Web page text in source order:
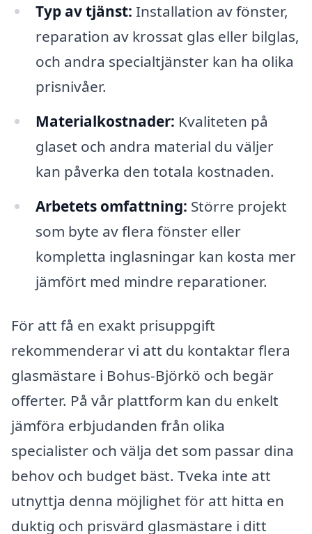
Typ av tjänst: Installation av fönster,
reparation av krossat glas eller bilglas,
och andra specialtjänster kan ha olika
prisnivåer.
Materialkostnader: Kvaliteten på
glaset och andra material du väljer
kan påverka den totala kostnaden.
Arbetets omfattning: Större projekt
som byte av flera fönster eller
kompletta inglasningar kan kosta mer
jämfört med mindre reparationer.
För att få en exakt prisuppgift
rekommenderar vi att du kontaktar flera
glasmästare i Bohus-Björkö och begär
offerter. På vår plattform kan du enkelt
jämföra erbjudanden från olika
specialister och välja det som passar dina
behov och budget bäst. Tveka inte att
utnyttja denna möjlighet för att hitta en
duktig och prisvärd glasmästare i ditt